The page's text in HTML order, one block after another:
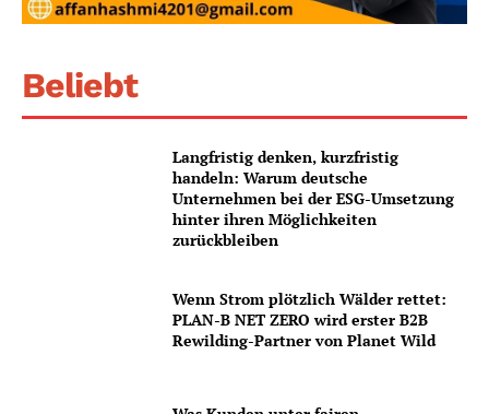
Beliebt
Langfristig denken, kurzfristig
handeln: Warum deutsche
Unternehmen bei der ESG-Umsetzung
hinter ihren Möglichkeiten
zurückbleiben
Wenn Strom plötzlich Wälder rettet:
PLAN-B NET ZERO wird erster B2B
Rewilding-Partner von Planet Wild